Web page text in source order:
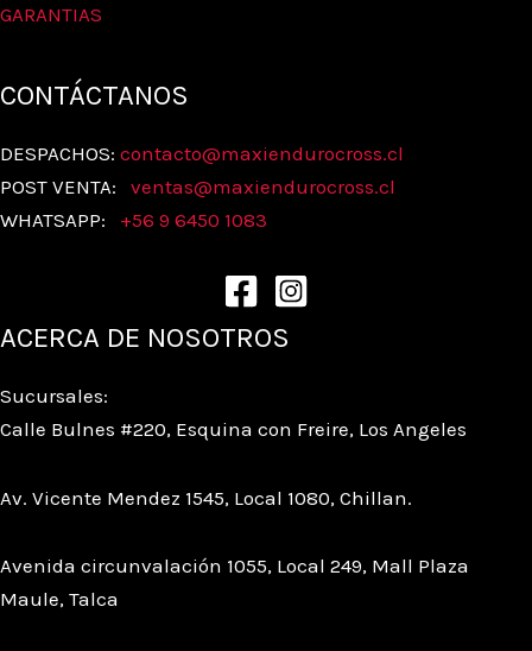
GARANTIAS
CONTÁCTANOS
DESPACHOS: contacto@maxiendurocross.cl
POST VENTA: ventas@maxiendurocross.cl
WHATSAPP: +56 9 6450 1083
ACERCA DE NOSOTROS
Sucursales:
Calle Bulnes #220, Esquina con Freire, Los Angeles
Av. Vicente Mendez 1545, Local 1080, Chillan.
Avenida circunvalación 1055, Local 249, Mall Plaza
Maule, Talca